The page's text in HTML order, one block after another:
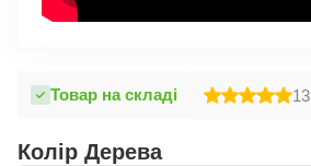
Товар на складі 13
Колір Дерева